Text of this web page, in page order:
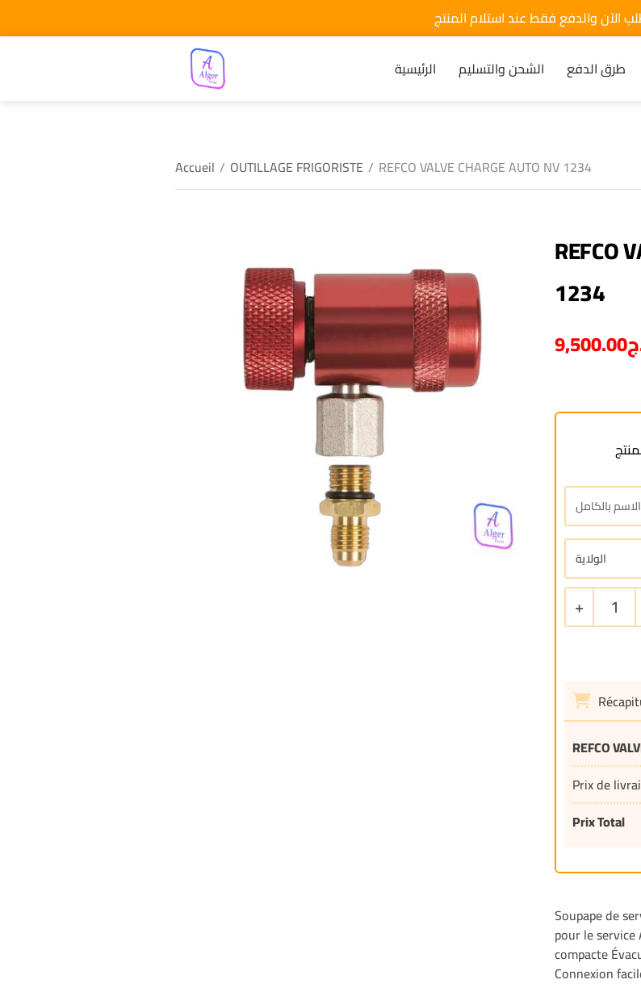
الآن والدفع فقط عند استلام المنتج
الرئيسية الشحن والتسليم طرق الدفع
Accueil / OUTILLAGE FRIGORISTE / REFCO VALVE CHARGE AUTO NV 1234
REFCO
1234
9,500.00
+ 1
REFCO
Prix de
Prix Total
Soupape de
pour le
compacte
Connexion